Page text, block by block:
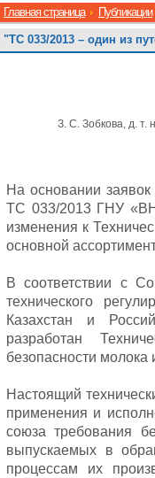
Главная страница Публикации
"ТС 033/2013 – один из
З. С. Зобкова, д. т.
На основании
ТС 033/2013 ГНУ
изменения к
основной
В соответствии с
технического
Казахстан и
разработан
безопасности
Настоящий
применения и
союза требования
выпускаемых в
процессам их